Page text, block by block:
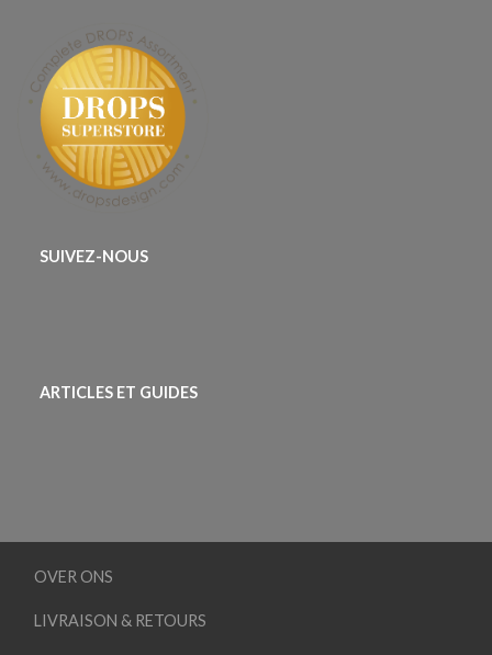
SUIVEZ-NOUS
ARTICLES ET GUIDES
OVER ONS
LIVRAISON & RETOURS